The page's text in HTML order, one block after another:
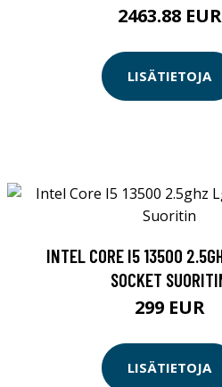
2463.88 EUR
LISÄTIETOJA
INTEL CORE I5 13500
SOCKET
299 EUR
LISÄTIETOJA